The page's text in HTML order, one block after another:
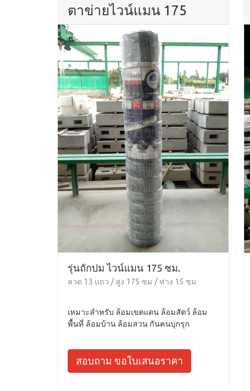
ตาข่ายไวน์แมน 175
รุ่นถักปม ไวน์แมน 175 ซม.
ลวด 13 แถว / สูง 175 ซม / ห่าง 15 ซม
เหมาะสำหรับ ล้อมเขตแดน ล้อมสัตว์ ล้อม
พื้นที่ ล้อมบ้าน ล้อมสวน กันคนบุกรุก
สอบถาม ขอใบเสนอราคา